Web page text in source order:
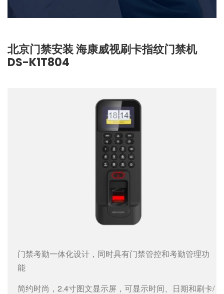
北京门禁安装 海康威视刷卡指纹门禁机
DS-K1T804
门禁考勤一体化设计，同时具有门禁管控和考勤管理功
能
简约时尚，2.4寸图文显示屏，可显示时间、日期和刷卡/